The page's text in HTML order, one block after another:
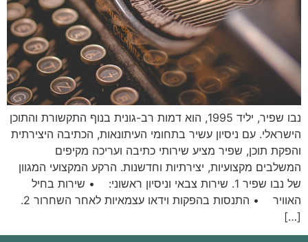
נבו שפיר, יליד 1995, הוא דמות רב-גונית בנוף התקשורת והתוכן
הישראלי. עם ניסיון עשיר בתחומי העיתונאות, הכתיבה היצירתית
והפקת תוכן, שפיר מציע שירותי כתיבה ועריכה מקיפים
המשלבים מקצועיות, יצירתיות וחדשנות. הרקע המקצועי המגוון
של נבו שפיר 1. שירות צבאי וניסיון ראשוני: • שירות בחיל
האוויר • התנסות בהפקות וידאו עצמאיות לאחר השחרור 2.
[…]